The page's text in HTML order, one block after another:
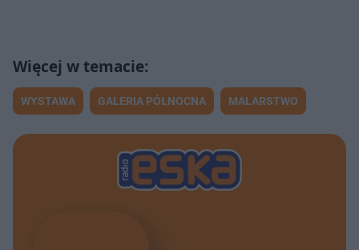
WYSTAWA GALERIA PÓŁNOCNA MALARSTWO